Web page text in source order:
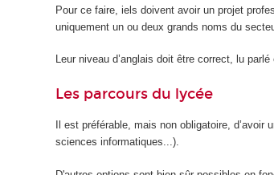
Pour ce faire, iels doivent avoir un projet
uniquement un ou deux grands noms du
Leur niveau d’anglais doit être correct, lu
Les parcours du lycée
Il est préférable, mais non obligatoire,
sciences informatiques...).